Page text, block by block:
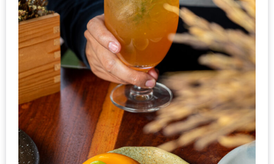
UP,
RAMA
3)
อาหาร
โดน
ใจ
ภาพ
ใส
ปิ๊